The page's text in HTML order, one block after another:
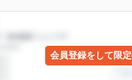
会員登録をして限